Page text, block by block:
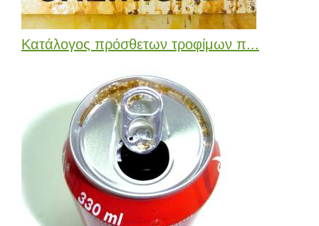
Κατάλογος πρόσθετων τροφίμων π...